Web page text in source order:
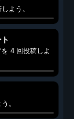
よう。
4 回投稿しよ
。